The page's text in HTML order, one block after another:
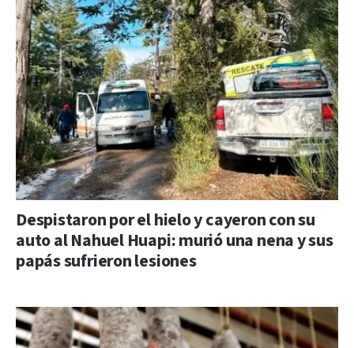
Despistaron por el hielo y cayeron con su
auto al Nahuel Huapi: murió una nena y sus
papás sufrieron lesiones